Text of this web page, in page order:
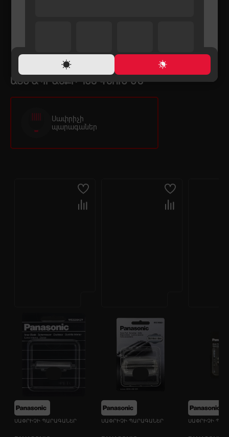
ԱՅՍ ԱՊՐԱՆՔԻ ՀԵՏ ԳՆՈՒՄ ԵՆ
Սափրիչի
պարագաներ
ՍԱՓՐԻՉԻ ՊԱՐԱԳԱՆԵՐ ՍԱՓՐԻՉԻ ՊԱՐԱԳԱՆԵՐ ՍԱՓՐԻՉԻ